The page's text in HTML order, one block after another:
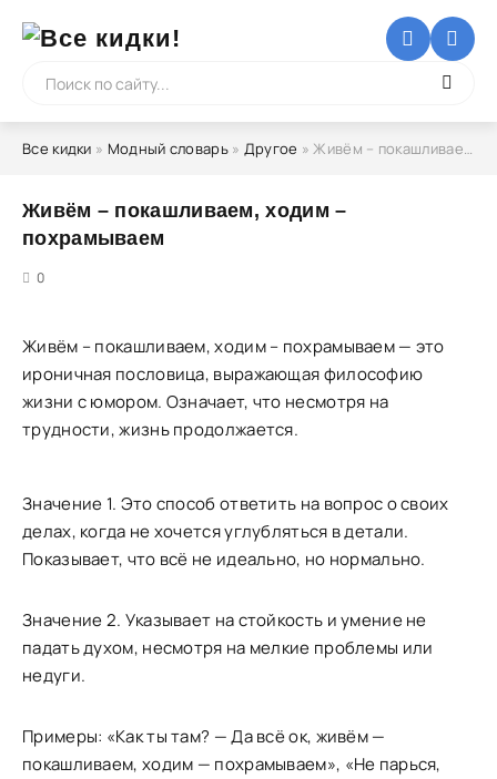
Все кидки » Модный словарь» Другое » Живём – покашливаем, ходим – похрамываем
Живём – покашливаем, ходим –
похрамываем
0
Живём – покашливаем, ходим – похрамываем — это
ироничная пословица, выражающая философию
жизни с юмором. Означает, что несмотря на
трудности, жизнь продолжается.
Значение 1. Это способ ответить на вопрос о своих
делах, когда не хочется углубляться в детали.
Показывает, что всё не идеально, но нормально.
Значение 2. Указывает на стойкость и умение не
падать духом, несмотря на мелкие проблемы или
недуги.
Примеры: «Как ты там? — Да всё ок, живём —
покашливаем, ходим — похрамываем», «Не парься,